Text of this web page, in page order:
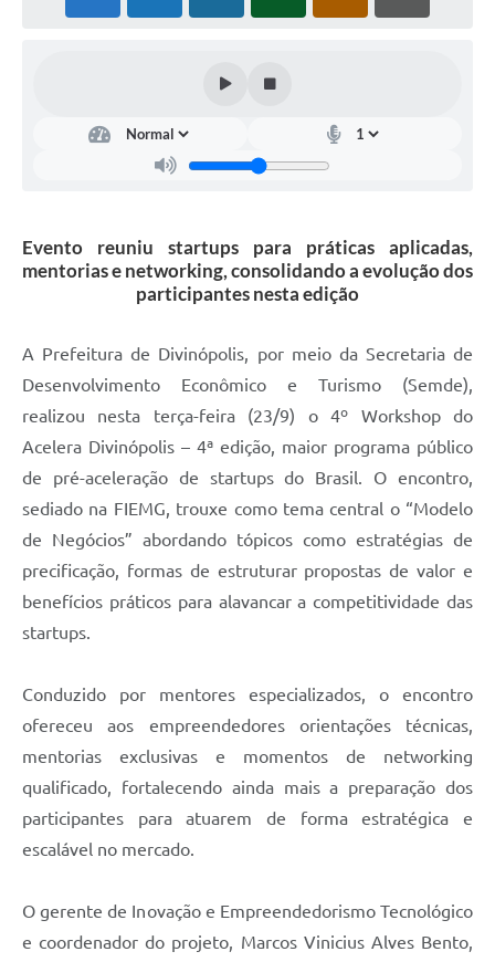
Evento reuniu startups para práticas aplicadas,
mentorias e networking, consolidando a evolução dos
participantes nesta edição
A Prefeitura de Divinópolis, por meio da Secretaria de
Desenvolvimento Econômico e Turismo (Semde),
realizou nesta terça-feira (23/9) o 4º Workshop do
Acelera Divinópolis – 4ª edição, maior programa público
de pré-aceleração de startups do Brasil. O encontro,
sediado na FIEMG, trouxe como tema central o “Modelo
de Negócios” abordando tópicos como estratégias de
precificação, formas de estruturar propostas de valor e
benefícios práticos para alavancar a competitividade das
startups.
Conduzido por mentores especializados, o encontro
ofereceu aos empreendedores orientações técnicas,
mentorias exclusivas e momentos de networking
qualificado, fortalecendo ainda mais a preparação dos
participantes para atuarem de forma estratégica e
escalável no mercado.
O gerente de Inovação e Empreendedorismo Tecnológico
e coordenador do projeto, Marcos Vinicius Alves Bento,